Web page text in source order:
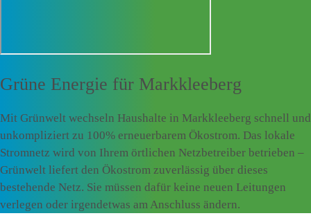
Grüne Energie für Markkleeberg
Mit Grünwelt wechseln Haushalte in Markkleeberg schnell und
unkompliziert zu 100% erneuerbarem Ökostrom. Das lokale
Stromnetz wird von Ihrem örtlichen Netzbetreiber betrieben –
Grünwelt liefert den Ökostrom zuverlässig über dieses
bestehende Netz. Sie müssen dafür keine neuen Leitungen
verlegen oder irgendetwas am Anschluss ändern.